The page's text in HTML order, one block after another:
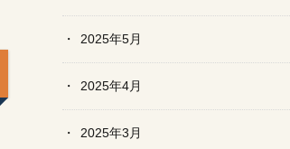
2025年5月
2025年4月
2025年3月